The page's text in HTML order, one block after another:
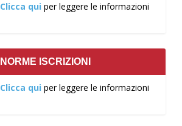
Clicca qui per leggere le informazioni
NORME ISCRIZIONI
Clicca qui per leggere le informazioni